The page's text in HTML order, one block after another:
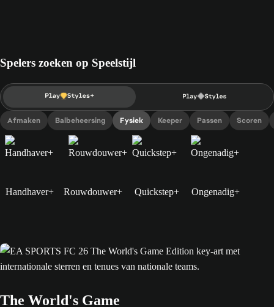
Spelers zoeken op Speelstijl
Afmaken Balbeheersing Fysiek Keeper Passen Scoren
Handhaver+ Rouwdouwer+ Quickstep+ Ongenadig+
The World's Game